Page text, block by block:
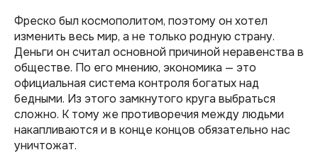
Фреско был космополитом, поэтому он хотел
изменить весь мир, а не только родную страну.
Деньги он считал основной причиной неравенства в
обществе. По его мнению, экономика — это
официальная система контроля богатых над
бедными. Из этого замкнутого круга выбраться
сложно. К тому же противоречия между людьми
накапливаются и в конце концов обязательно нас
уничтожат.